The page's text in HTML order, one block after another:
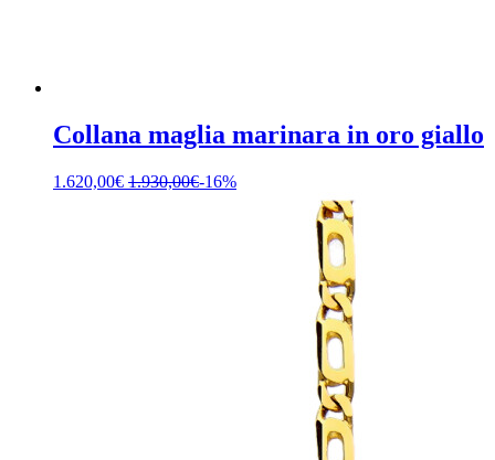
Collana maglia marinara in oro giallo
1.620,00€ 1.930,00€-16%